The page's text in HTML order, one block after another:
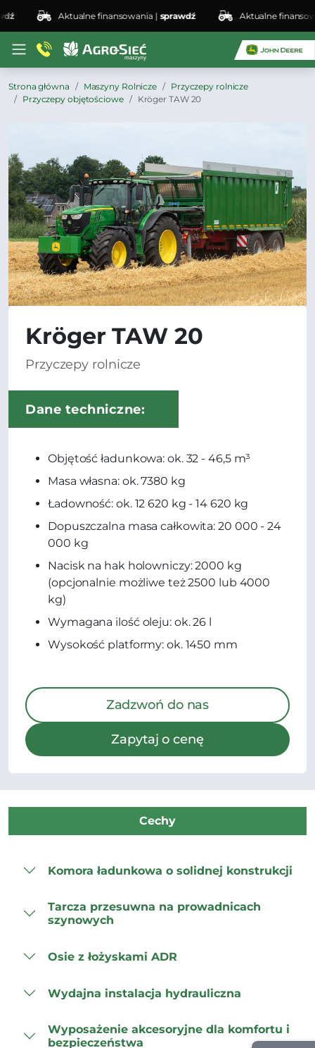
Aktualne finansowania |sprawdź Aktualne
Strona główna Maszyny Rolnicze
Przyczepy rolnicze
Przyczepy objętościowe
Kröger TAW 20
Kröger TAW 20
Przyczepy rolnicze
Dane techniczne:
Objętość ładunkowa: ok. 32 - 46,5 m³
Masa własna: ok. 7380 kg
Ładowność: ok. 12 620 kg - 14 620 kg
Dopuszczalna masa całkowita: 20 000 - 24
000 kg
Nacisk na hak holowniczy: 2000 kg
(opcjonalnie możliwe też 2500 lub 4000
kg)
Wymagana ilość oleju: ok. 26 l
Wysokość platformy: ok. 1450 mm
Zadzwoń do nas
Zapytaj o cenę
Cechy
Komora ładunkowa o solidnej konstrukcji
Tarcza przesuwna na prowadnicach
szynowych
Osie z łożyskami ADR
Wydajna instalacja hydrauliczna
Wyposażenie akcesoryjne dla komfortu i
bezpieczeństwa